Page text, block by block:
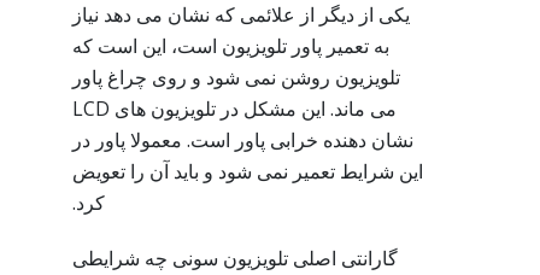
یکی از دیگر از علائمی که نشان می دهد نیاز
به تعمیر پاور تلویزیون است، این است که
تلویزیون روشن نمی شود و روی چراغ پاور
می ماند. این مشکل در تلویزیون های LCD
نشان دهنده خرابی پاور است. معمولا پاور در
این شرایط تعمیر نمی شود و باید آن را تعویض
کرد.
گارانتی اصلی تلویزیون سونی چه شرایطی